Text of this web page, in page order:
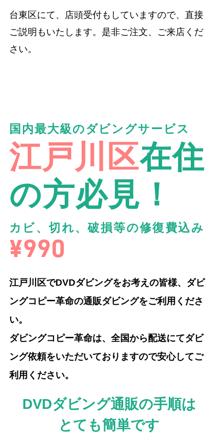
台東区にて、店頭受付もしていますので、直接
ご説明もいたします。是非ご注文、ご来店くだ
さい。
国内最大級のダビングサービス
江戸川区在住
の方必見！
カビ、切れ、破損等の修復費込み
¥990
江戸川区でDVDダビングをお考えの皆様、ダビ
ングコピー革命の通販ダビングをご利用くださ
い。
ダビングコピー革命は、全国から配送にてダビ
ング依頼をいただいておりますので安心してご
利用ください。
DVDダビング通販の手順は
とても簡単です